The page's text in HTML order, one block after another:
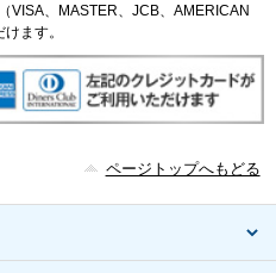
VISA、MASTER、JCB、AMERICAN
ます。
ページトップへもどる